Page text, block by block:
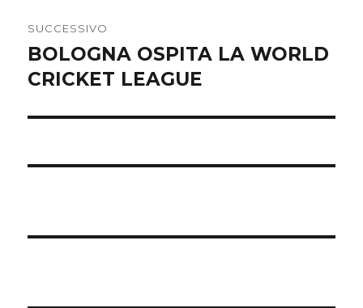
SUCCESSIVO
Articolo
successivo:
BOLOGNA OSPITA LA WORLD
CRICKET LEAGUE